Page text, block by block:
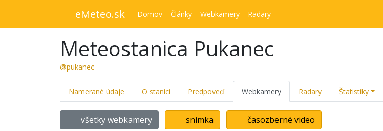
eMeteo.sk Domov Články Webkamery Radary
Meteostanica Pukanec
@pukanec
Namerané údaje O stanici Predpoveď Webkamery Radary Štatistiky
všetky webkamery snímka časozberné video